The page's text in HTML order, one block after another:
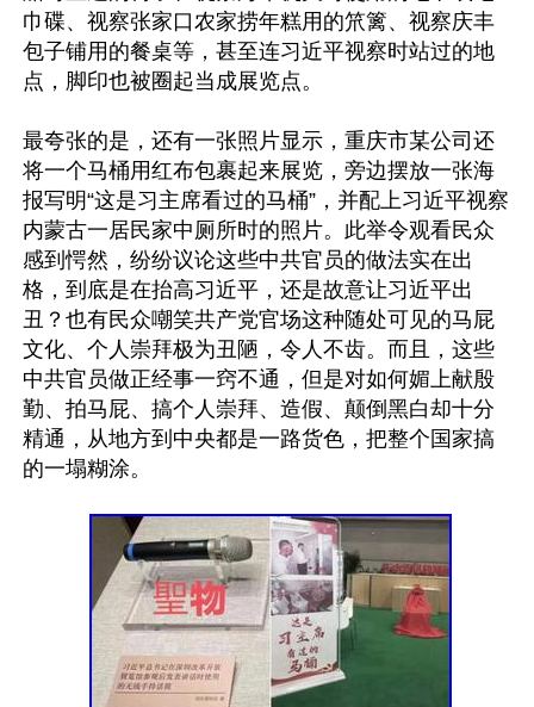
巾碟、视察张家口农家捞年糕用的笊篱、视察庆丰
包子铺用的餐桌等，甚至连习近平视察时站过的地
点，脚印也被圈起当成展览点。
最夸张的是，还有一张照片显示，重庆市某公司还
将一个马桶用红布包裹起来展览，旁边摆放一张海
报写明“这是习主席看过的马桶”，并配上习近平视察
内蒙古一居民家中厕所时的照片。此举令观看民众
感到愕然，纷纷议论这些中共官员的做法实在出
格，到底是在抬高习近平，还是故意让习近平出
丑？也有民众嘲笑共产党官场这种随处可见的马屁
文化、个人崇拜极为丑陋，令人不齿。而且，这些
中共官员做正经事一窍不通，但是对如何媚上献殷
勤、拍马屁、搞个人崇拜、造假、颠倒黑白却十分
精通，从地方到中央都是一路货色，把整个国家搞
的一塌糊涂。